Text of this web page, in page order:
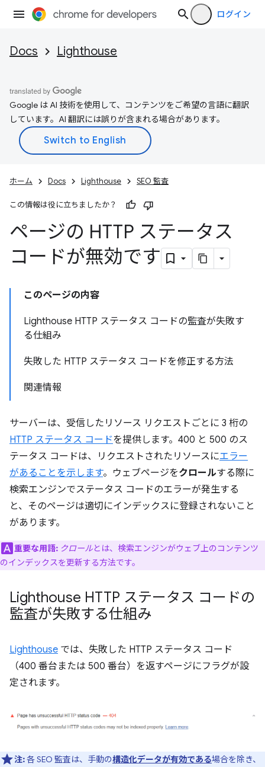
ログイン
Docs Lighthouse
Google は AI 技術を使用して、コンテンツをご希望の言語に翻訳
しています。AI 翻訳には誤りが含まれる場合があります。
ホーム Docs Lighthouse SEO 監査
この情報は役に立ちましたか？
ページの HTTP ステータス
コードが無効です
このページの内容
Lighthouse HTTP ステータス コードの監査が失敗す
る仕組み
失敗した HTTP ステータス コードを修正する方法
関連情報
サーバーは、受信したリソース リクエストごとに 3 桁の
HTTP ステータス コードを提供します。400 と 500 のス
テータス コードは、リクエストされたリソースにエラー
があることを示します。ウェブページをクロールする際に
検索エンジンでステータス コードのエラーが発生する
と、そのページは適切にインデックスに登録されないこと
があります。
重要な用語: クロールとは、検索エンジンがウェブ上のコンテンツ
のインデックスを更新する方法です。
Lighthouse HTTP ステータス コードの
監査が失敗する仕組み
Lighthouse では、失敗した HTTP ステータス コード
（400 番台または 500 番台）を返すページにフラグが設
定されます。
注:各 SEO 監査は、手動の構造化データが有効である場合を除き、